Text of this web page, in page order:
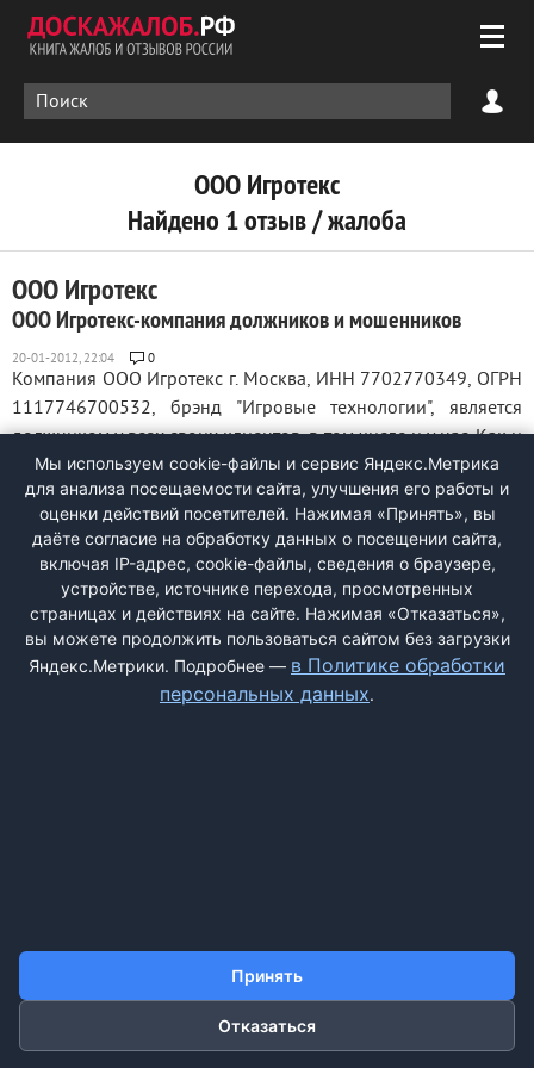
ООО Игротекс
Найдено 1 отзыв / жалоба
ООО Игротекс
ООО Игротекс-компания должников и мошенников
0
Компания ООО Игротекс г. Москва, ИНН 7702770349, ОГРН
1117746700532, брэнд "Игровые технологии", является
должником у всех своих клиентов, в том числе и у нас. Как и
все мошенники, они сначала уговаривают заключить с ними
договор и внести предоплату за качественное и менее
дорогое, по ...
ДОБАВИТЬ ЖАЛОБУ
КОНТАКТЫ
Мы используем cookie-файлы и сервис Яндекс.Метрика
для анализа посещаемости сайта, улучшения его работы и
оценки действий посетителей. Нажимая «Принять», вы
даёте согласие на обработку данных о посещении сайта,
включая IP-адрес, cookie-файлы, сведения о браузере,
устройстве, источнике перехода, просмотренных
страницах и действиях на сайте. Нажимая «Отказаться»,
вы можете продолжить пользоваться сайтом без загрузки
Яндекс.Метрики. Подробнее — в Политике обработки
персональных данных.
Принять
Отказаться